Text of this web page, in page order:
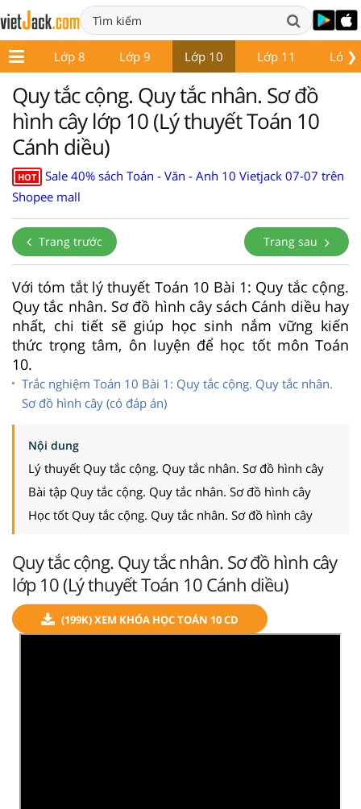
❯
7 Lớp 8 Lớp 9 Lớp 10 Lớp 11 Lớp
Quy tắc cộng. Quy tắc nhân. Sơ đồ
hình cây lớp 10 (Lý thuyết Toán 10
Cánh diều)
HOT
Sale 40% sách Toán - Văn - Anh 10 Vietjack 07-07 trên
Shopee mall
Trang trước Trang sau
Với tóm tắt lý thuyết Toán 10 Bài 1: Quy tắc cộng.
Quy tắc nhân. Sơ đồ hình cây sách Cánh diều hay
nhất, chi tiết sẽ giúp học sinh nắm vững kiến
thức trọng tâm, ôn luyện để học tốt môn Toán
10.
Trắc nghiệm Toán 10 Bài 1: Quy tắc cộng. Quy tắc nhân.
Sơ đồ hình cây (có đáp án)
Nội dung
Lý thuyết Quy tắc cộng. Quy tắc nhân. Sơ đồ hình cây
Bài tập Quy tắc cộng. Quy tắc nhân. Sơ đồ hình cây
Học tốt Quy tắc cộng. Quy tắc nhân. Sơ đồ hình cây
Quy tắc cộng. Quy tắc nhân. Sơ đồ hình cây
lớp 10 (Lý thuyết Toán 10 Cánh diều)
(199K) XEM KHÓA HỌC TOÁN 10 CD